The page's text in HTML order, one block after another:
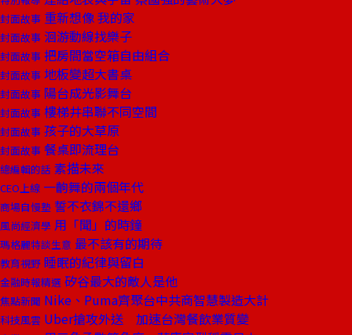
封面故事 重新想像 我的家
封面故事 洄游動線找樂子
封面故事 把房間當空箱自由組合
封面故事 地板變超大書桌
封面故事 陽台成光影舞台
封面故事 樓梯井串聯不同空間
封面故事 孩子的大草原
封面故事 餐桌即流理台
總編輯的話 素描未來
CEO上線 一齣舞的兩個年代
商場自慢塾 誓不衣錦不還鄉
風尚經濟學 用「聞」的時鐘
瑪格麗特談生意 最不該有的期待
教育視野 睡眠的紀律與留白
金融時報精選 矽谷最大的敵人是他
焦點新聞 Nike、Puma齊聚台中共商智慧製造大計
科技風雲 Uber搶攻外送 加速台灣餐飲業質變